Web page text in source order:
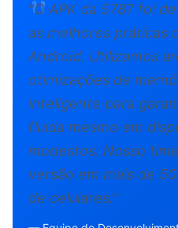
"O APK da 5787 foi
as melhores práticas
Android. Utilizamos
otimizações de
inteligente para
fluida mesmo em
modestos. Nosso
versão em mais de
de celulares."